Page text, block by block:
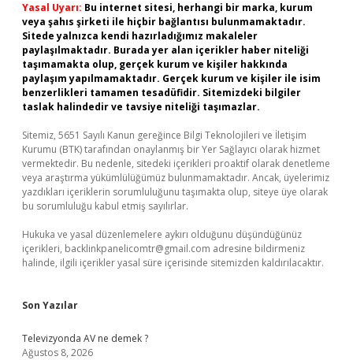
Yasal Uyarı: Bu internet sitesi, herhangi bir marka, kurum
veya şahıs şirketi ile hiçbir bağlantısı bulunmamaktadır.
Sitede yalnızca kendi hazırladığımız makaleler
paylaşılmaktadır. Burada yer alan içerikler haber niteliği
taşımamakta olup, gerçek kurum ve kişiler hakkında
paylaşım yapılmamaktadır. Gerçek kurum ve kişiler ile isim
benzerlikleri tamamen tesadüfidir. Sitemizdeki bilgiler
taslak halindedir ve tavsiye niteliği taşımazlar.
Sitemiz, 5651 Sayılı Kanun gereğince Bilgi Teknolojileri ve İletişim
Kurumu (BTK) tarafından onaylanmış bir Yer Sağlayıcı olarak hizmet
vermektedir. Bu nedenle, sitedeki içerikleri proaktif olarak denetleme
veya araştırma yükümlülüğümüz bulunmamaktadır. Ancak, üyelerimiz
yazdıkları içeriklerin sorumluluğunu taşımakta olup, siteye üye olarak
bu sorumluluğu kabul etmiş sayılırlar.
Hukuka ve yasal düzenlemelere aykırı olduğunu düşündüğünüz
içerikleri, backlinkpanelicomtr@gmail.com adresine bildirmeniz
halinde, ilgili içerikler yasal süre içerisinde sitemizden kaldırılacaktır.
Son Yazılar
Televizyonda AV ne demek ?
Ağustos 8, 2026